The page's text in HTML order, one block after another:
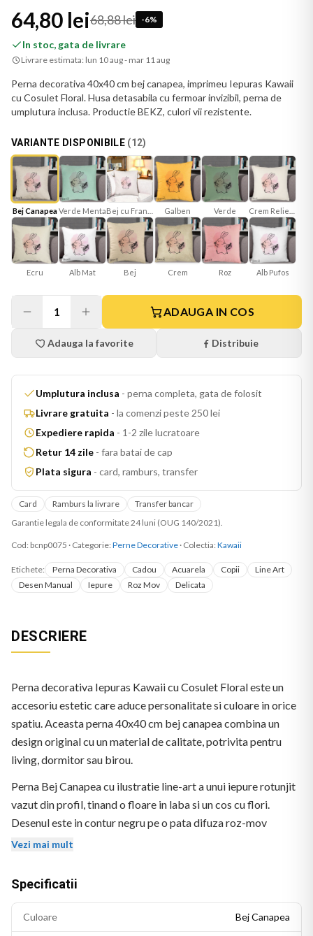
64,80 lei68,88 lei -6%
In stoc, gata de livrare
Livrare estimata: lun 10 aug - mar 11 aug
Perna decorativa 40x40 cm bej canapea, imprimeu Iepuras Kawaii
cu Cosulet Floral. Husa detasabila cu fermoar invizibil, perna de
umplutura inclusa. Productie BEKZ, culori vii rezistente.
VARIANTE DISPONIBILE (12)
Bej CanapeaVerde Menta Galben Verde
Ecru Alb Mat Bej Crem Roz Alb Pufos
1 ADAUGA IN COS
Adauga la favorite Distribuie
Umplutura inclusa - perna completa, gata de folosit
Livrare gratuita - la comenzi peste 250 lei
Expediere rapida - 1-2 zile lucratoare
Retur 14 zile - fara batai de cap
Plata sigura - card, ramburs, transfer
Card Ramburs la livrare
Transfer bancar
Garantie legala de conformitate 24 luni (OUG 140/2021).
Cod: bcnp0075 · Categorie: Perne Decorative · Colectia: Kawaii
Etichete: Perna Decorativa Cadou Acuarela Copii
Line Art
Desen Manual
Iepure Roz Mov Delicata
DESCRIERE
Perna decorativa Iepuras Kawaii cu Cosulet Floral este un
accesoriu estetic care aduce personalitate si culoare in orice
spatiu. Aceasta perna 40x40 cm bej canapea combina un
design original cu un material de calitate, potrivita pentru
living, dormitor sau birou.
Perna Bej Canapea cu ilustratie line-art a unui iepure rotunjit
vazut din profil, tinand o floare in laba si un cos cu flori.
Desenul este in contur negru pe o pata difuza roz-mov
acuarela. Stil desen manual simplu. Fara text vizibil.
Vezi mai mult
Specificatii
Culoare Bej Canapea